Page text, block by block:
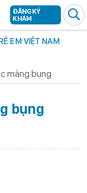
EM VIỆT NAM
ĐĂNG KÝ
KHÁM
màng bụng
bụng